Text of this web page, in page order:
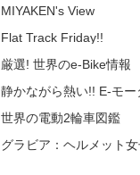
MIYAKEN's View
Flat Track Friday!!
厳選! 世界のe-Bike情報
静かながら熱い!! E-モー
世界の電動2輪車図鑑
グラビア：ヘルメット